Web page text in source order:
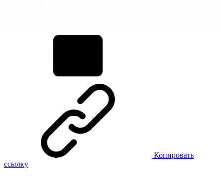
Копировать
ссылку